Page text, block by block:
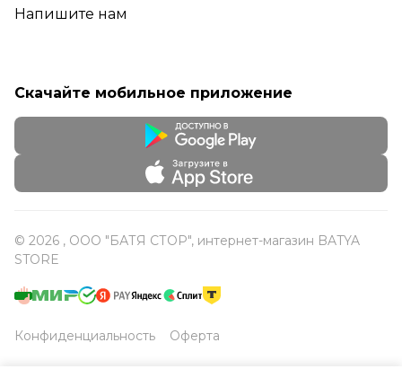
Напишите нам
Скачайте мобильное приложение
© 2026 , ООО "БАТЯ СТОР", интернет-магазин BATYA
STORE
Конфиденциальность Оферта